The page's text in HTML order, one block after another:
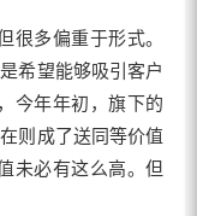
多偏重于形式。
希望能够吸引客户
今年年初，旗下的
则成了送同等价值
未必有这么高。但